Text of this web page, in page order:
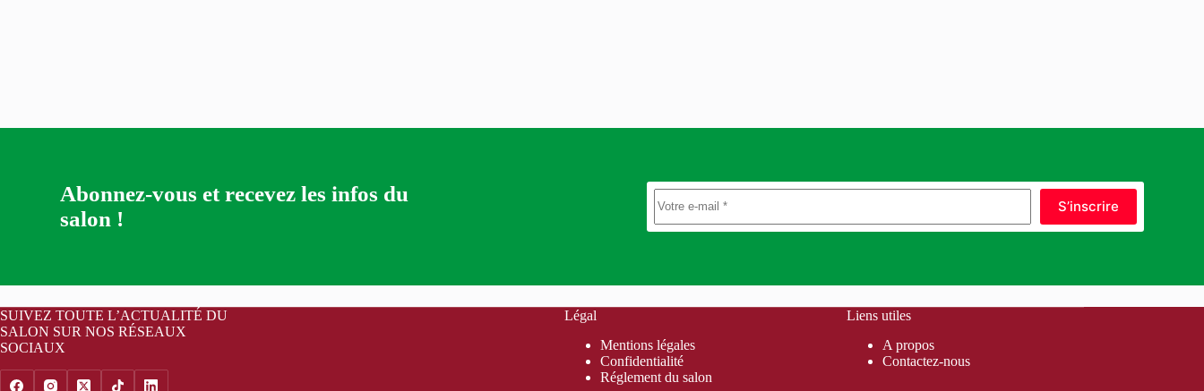
Abonnez-vous et recevez les infos du
salon !
S’inscrire
SUIVEZ TOUTE L’ACTUALITÉ DU
SALON SUR NOS RÉSEAUX
SOCIAUX
Légal
Mentions légales
Confidentialité
Réglement du salon
Liens utiles
A propos
Contactez-nous